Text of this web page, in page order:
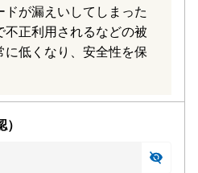
が漏えいしてしまった
正利用されるなどの被
に低くなり、安全性を保